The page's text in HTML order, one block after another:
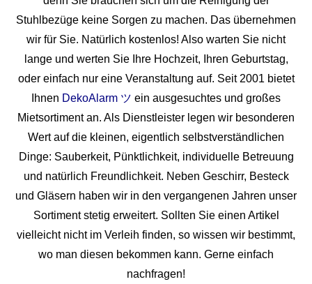
Stuhlbezüge keine Sorgen zu machen. Das übernehmen
wir für Sie. Natürlich kostenlos! Also warten Sie nicht
lange und werten Sie Ihre Hochzeit, Ihren Geburtstag,
oder einfach nur eine Veranstaltung auf. Seit 2001 bietet
Ihnen DekoAlarm ツ ein ausgesuchtes und großes
Mietsortiment an. Als Dienstleister legen wir besonderen
Wert auf die kleinen, eigentlich selbstverständlichen
Dinge: Sauberkeit, Pünktlichkeit, individuelle Betreuung
und natürlich Freundlichkeit. Neben Geschirr, Besteck
und Gläsern haben wir in den vergangenen Jahren unser
Sortiment stetig erweitert. Sollten Sie einen Artikel
vielleicht nicht im Verleih finden, so wissen wir bestimmt,
wo man diesen bekommen kann. Gerne einfach
nachfragen!